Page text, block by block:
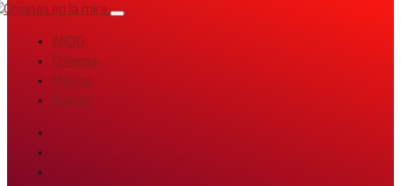
INICIO
Chiapas
México
Mundo